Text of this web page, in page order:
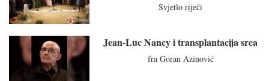
Svjetlo riječi
Jean-Luc Nancy i transplantacija srca
fra Goran Azinović